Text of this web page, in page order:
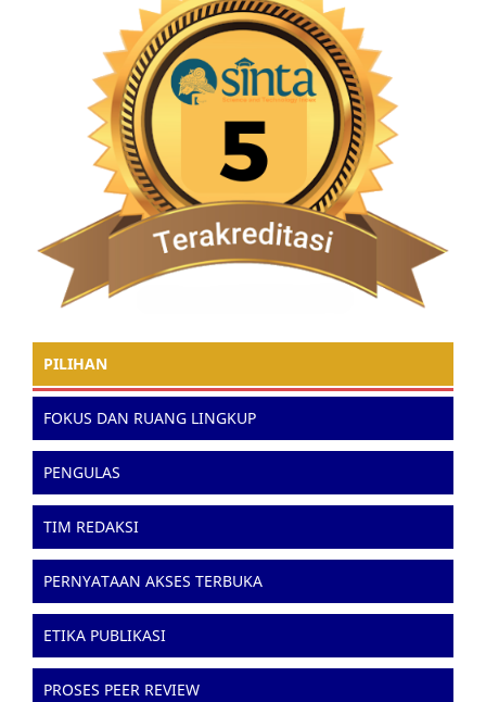
PILIHAN
FOKUS DAN RUANG LINGKUP
PENGULAS
TIM REDAKSI
PERNYATAAN AKSES TERBUKA
ETIKA PUBLIKASI
PROSES PEER REVIEW